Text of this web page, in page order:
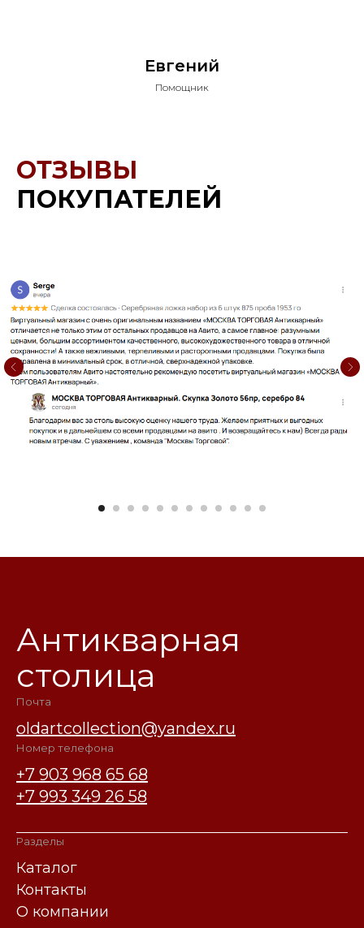
Евгений
Помощник
ОТЗЫВЫ
ПОКУПАТЕЛЕЙ
Антикварная
столица
Почта
oldartcollection@yandex.ru
Номер телефона
+7 903 968 65 68
+7 993 349 26 58
Разделы
Каталог
Контакты
О компании